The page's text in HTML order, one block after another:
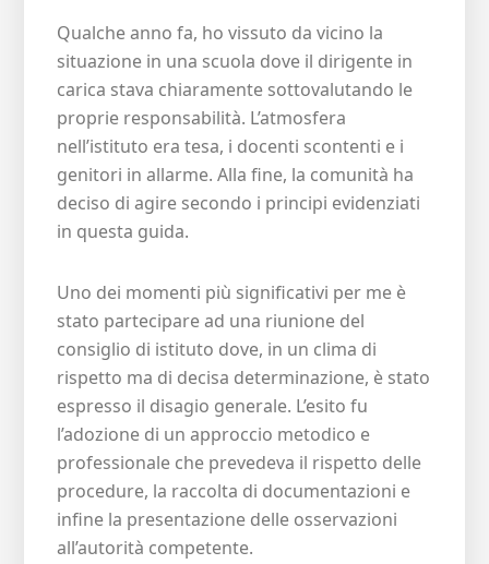
Qualche anno fa, ho vissuto da vicino la
situazione in una scuola dove il dirigente in
carica stava chiaramente sottovalutando le
proprie responsabilità. L’atmosfera
nell’istituto era tesa, i docenti scontenti e i
genitori in allarme. Alla fine, la comunità ha
deciso di agire secondo i principi evidenziati
in questa guida.
Uno dei momenti più significativi per me è
stato partecipare ad una riunione del
consiglio di istituto dove, in un clima di
rispetto ma di decisa determinazione, è stato
espresso il disagio generale. L’esito fu
l’adozione di un approccio metodico e
professionale che prevedeva il rispetto delle
procedure, la raccolta di documentazioni e
infine la presentazione delle osservazioni
all’autorità competente.